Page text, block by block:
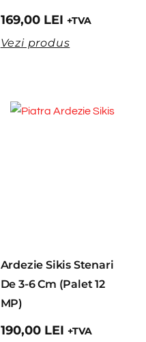
169,00 LEI +TVA
Vezi produs
Ardezie Sikis Stenari
De 3-6 Cm (Palet 12
MP)
190,00 LEI +TVA